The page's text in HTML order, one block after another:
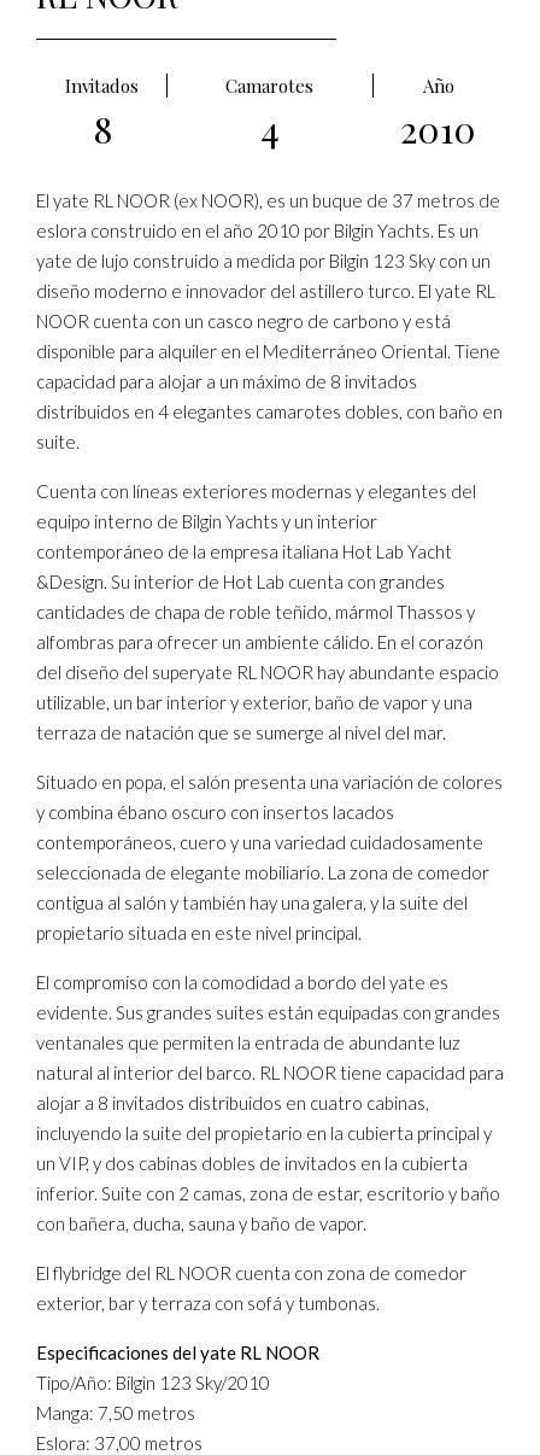
Invitados Camarotes Año
8 4 2010
El yate RL NOOR (ex NOOR), es un buque de 37 metros de
eslora construido en el año 2010 por Bilgin Yachts. Es un
yate de lujo construido a medida por Bilgin 123 Sky con un
diseño moderno e innovador del astillero turco. El yate RL
NOOR cuenta con un casco negro de carbono y está
disponible para alquiler en el Mediterráneo Oriental. Tiene
capacidad para alojar a un máximo de 8 invitados
distribuidos en 4 elegantes camarotes dobles, con baño en
suite.
Cuenta con líneas exteriores modernas y elegantes del
equipo interno de Bilgin Yachts y un interior
contemporáneo de la empresa italiana Hot Lab Yacht
&Design. Su interior de Hot Lab cuenta con grandes
cantidades de chapa de roble teñido, mármol Thassos y
alfombras para ofrecer un ambiente cálido. En el corazón
del diseño del superyate RL NOOR hay abundante espacio
utilizable, un bar interior y exterior, baño de vapor y una
terraza de natación que se sumerge al nivel del mar.
Situado en popa, el salón presenta una variación de colores
y combina ébano oscuro con insertos lacados
contemporáneos, cuero y una variedad cuidadosamente
seleccionada de elegante mobiliario. La zona de comedor
contigua al salón y también hay una galera, y la suite del
propietario situada en este nivel principal.
El compromiso con la comodidad a bordo del yate es
evidente. Sus grandes suites están equipadas con grandes
ventanales que permiten la entrada de abundante luz
natural al interior del barco. RL NOOR tiene capacidad para
alojar a 8 invitados distribuidos en cuatro cabinas,
incluyendo la suite del propietario en la cubierta principal y
un VIP, y dos cabinas dobles de invitados en la cubierta
inferior. Suite con 2 camas, zona de estar, escritorio y baño
con bañera, ducha, sauna y baño de vapor.
El flybridge del RL NOOR cuenta con zona de comedor
exterior, bar y terraza con sofá y tumbonas.
Especificaciones del yate RL NOOR
Tipo/Año: Bilgin 123 Sky/2010
Manga: 7,50 metros
Eslora: 37,00 metros